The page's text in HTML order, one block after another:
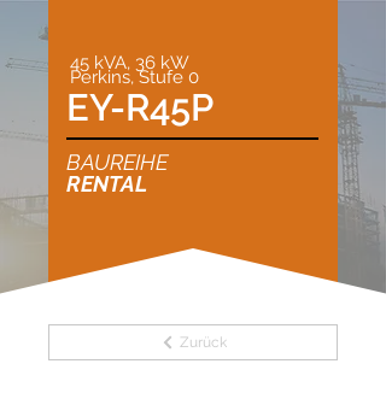
45 kVA, 36 kW
Perkins, Stufe 0
EY-R45P
BAUREIHE
RENTAL
Zurück